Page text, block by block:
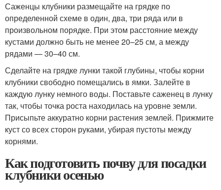
Саженцы клубники размещайте на грядке по
определенной схеме в один, два, три ряда или в
произвольном порядке. При этом расстояние между
кустами должно быть не менее 20–25 см, а между
рядами — 30–40 см.
Сделайте на грядке лунки такой глубины, чтобы корни
клубники свободно помещались в ямки. Залейте в
каждую лунку немного воды. Поставьте саженец в лунку
так, чтобы точка роста находилась на уровне земли.
Присыпьте аккуратно корни растения землей. Прижмите
куст со всех сторон руками, убирая пустоты между
корнями.
Как подготовить почву для посадки
клубники осенью